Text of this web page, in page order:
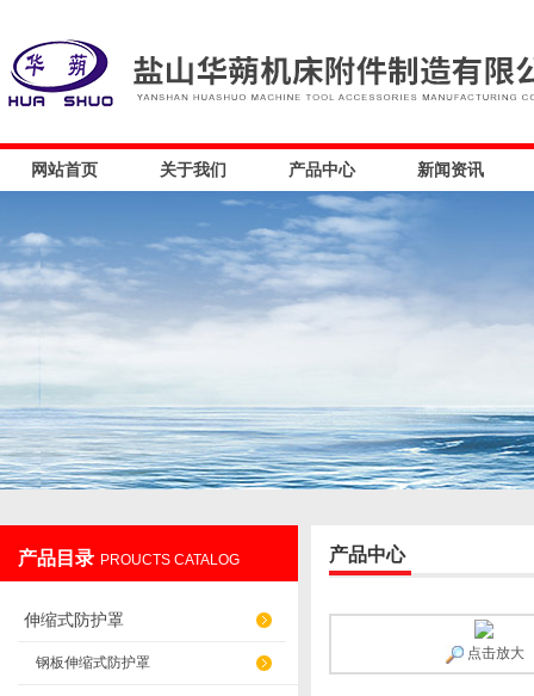
网站首页 关于我们 产品中心 新闻资讯
产品目录 PROUCTS CATALOG
伸缩式防护罩
钢板伸缩式防护罩
产品中心
点击放大